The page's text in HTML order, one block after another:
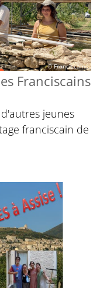
© Franciscains
Franciscains
jeunes
franciscain de